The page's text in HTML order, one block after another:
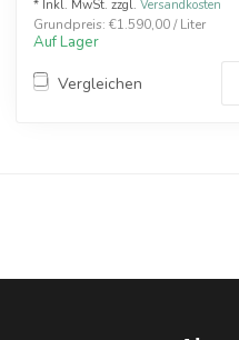
* Inkl. MwSt. zzgl. Versandkosten
Grundpreis: €1.590,00 / Liter
Auf Lager
Vergleichen